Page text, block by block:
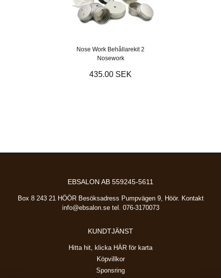
Nose Work Behållarekit 2
Nosework
435.00 SEK
EBSALON AB 559245-5611
Box 8 243 21 HÖÖR Besöksadress Pumpvägen 9, Höör. Kontakt
info@ebsalon.setel. 076-3170073
KUNDTJÄNST
Hitta hit, klicka HÄR för karta
Köpvillkor
Sponsring